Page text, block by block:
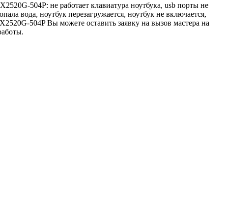
504P: не работает клавиатура ноутбука, usb порты не
вода, ноутбук перезагружается, ноутбук не включается,
504P Вы можете оставить заявку на вызов мастера на